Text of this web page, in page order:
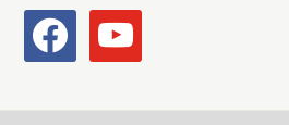
facebook youtube